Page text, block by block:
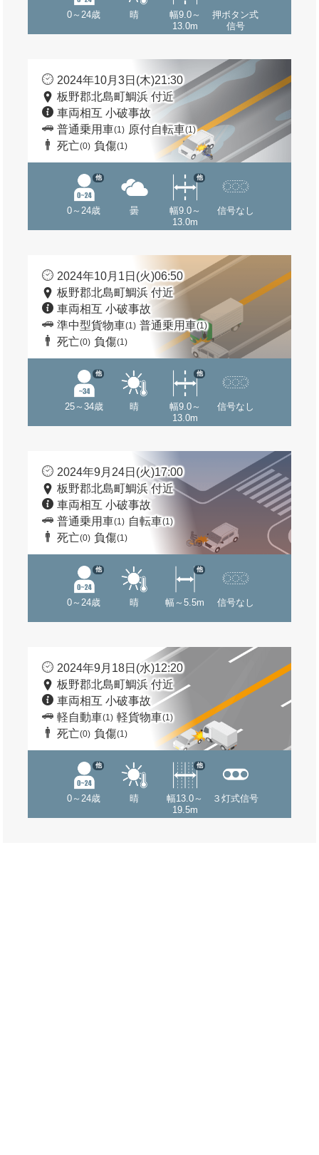
0～24歳 晴
幅9.0～
13.0m
押ボタン式
信号
2024年10月3日(木)21:30
板野郡北島町鯛浜 付近
車両相互 小破事故
普通乗用車(1) 原付自転車(1)
死亡(0) 負傷(1)
0～24歳
他
曇
幅9.0～
13.0m
他
信号なし
2024年10月1日(火)06:50
板野郡北島町鯛浜 付近
車両相互 小破事故
準中型貨物車(1) 普通乗用車(1)
死亡(0) 負傷(1)
25～34歳
他
晴
幅9.0～
13.0m
他
信号なし
2024年9月24日(火)17:00
板野郡北島町鯛浜 付近
車両相互 小破事故
普通乗用車(1) 自転車(1)
死亡(0) 負傷(1)
0～24歳
他
晴 幅～5.5m
他
信号なし
2024年9月18日(水)12:20
板野郡北島町鯛浜 付近
車両相互 小破事故
軽自動車(1) 軽貨物車(1)
死亡(0) 負傷(1)
0～24歳
他
晴
幅13.0～
19.5m
他
３灯式信号